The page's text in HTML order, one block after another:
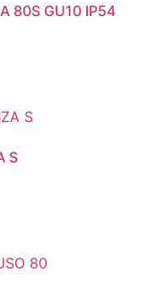
80S GU10 IP54
S